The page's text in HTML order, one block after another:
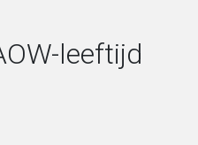
leeftijd